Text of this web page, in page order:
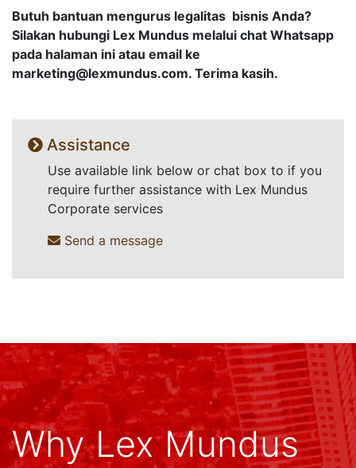
Butuh bantuan mengurus legalitas bisnis Anda?
Silakan hubungi Lex Mundus melalui chat Whatsapp
pada halaman ini atau email ke
marketing@lexmundus.com. Terima kasih.
Assistance
Use available link below or chat box to if you
require further assistance with Lex Mundus
Corporate services
Send a message
Why Lex Mundus